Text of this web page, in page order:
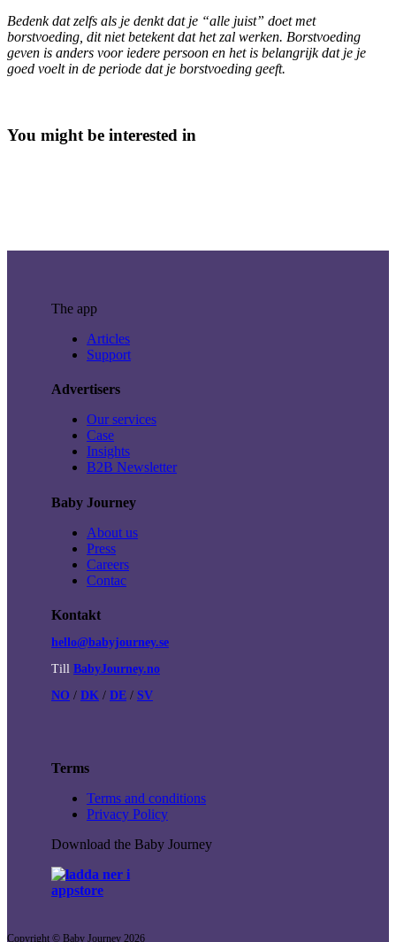
Bedenk dat zelfs als je denkt dat je “alle juist” doet met
borstvoeding, dit niet betekent dat het zal werken. Borstvoeding
geven is anders voor iedere persoon en het is belangrijk dat je je
goed voelt in de periode dat je borstvoeding geeft.
You might be interested in
The app
Articles
Support
Advertisers
Our services
Case
Insights
B2B Newsletter
Baby Journey
About us
Press
Careers
Contac
Kontakt
hello@babyjourney.se
Till BabyJourney.no
NO / DK / DE / SV
Terms
Terms and conditions
Privacy Policy
Download the Baby Journey
Copyright © Baby Journey 2026